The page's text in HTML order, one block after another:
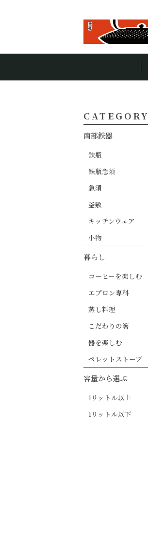
CATEGORY
南部鉄器
鉄瓶
鉄瓶急須
急須
釜敷
キッチンウェア
小物
暮らし
コーヒーを楽しむ
エプロン専科
蒸し料理
こだわりの箸
器を楽しむ
ペレットストーブ
容量から選ぶ
1リットル以上
1リットル以下